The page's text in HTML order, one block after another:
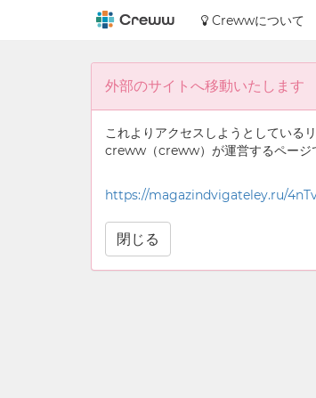
Crewwについて
外部のサイトへ移動いたします
これよりアクセスしようとしているリ
creww（creww）が運営するページ
https://magazindvigateley.ru/
閉じる